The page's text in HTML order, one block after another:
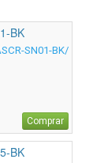
BK
SN01-BK/
Comprar
BK